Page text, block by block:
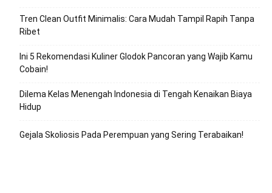
Tren Clean Outfit Minimalis: Cara Mudah Tampil Rapih Tanpa
Ribet
Ini 5 Rekomendasi Kuliner Glodok Pancoran yang Wajib Kamu
Cobain!
Dilema Kelas Menengah Indonesia di Tengah Kenaikan Biaya
Hidup
Gejala Skoliosis Pada Perempuan yang Sering Terabaikan!